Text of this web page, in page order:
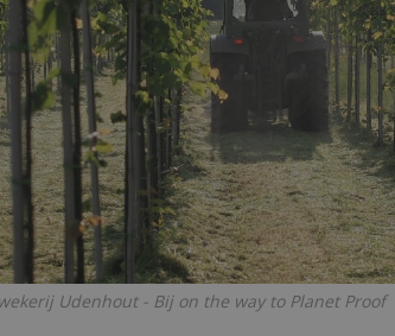
Udenhout - Bij on the way to Planet Proof